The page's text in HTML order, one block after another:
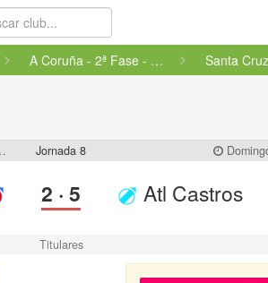
A Coruña - 2ª Fase - Permane...
Jornada 8
2 · 5 Atl Castros
Titulares